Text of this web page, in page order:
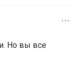
Но вы все